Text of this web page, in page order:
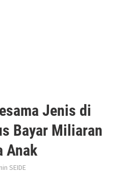
Jenis di
Bayar Miliaran
Anak
SEIDE